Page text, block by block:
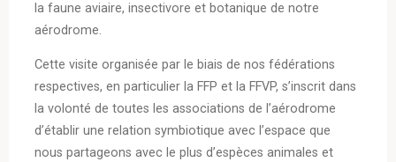
la faune aviaire, insectivore et botanique de notre
aérodrome.
Cette visite organisée par le biais de nos fédérations
respectives, en particulier la FFP et la FFVP, s’inscrit dans
la volonté de toutes les associations de l’aérodrome
d’établir une relation symbiotique avec l’espace que
nous partageons avec le plus d’espèces animales et